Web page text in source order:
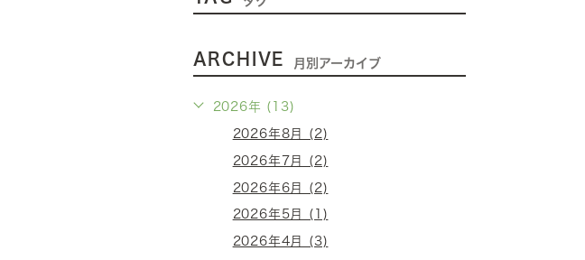
ARCHIVE 月別アーカイブ
2026年 (13)
2026年8月 (2)
2026年7月 (2)
2026年6月 (2)
2026年5月 (1)
2026年4月 (3)